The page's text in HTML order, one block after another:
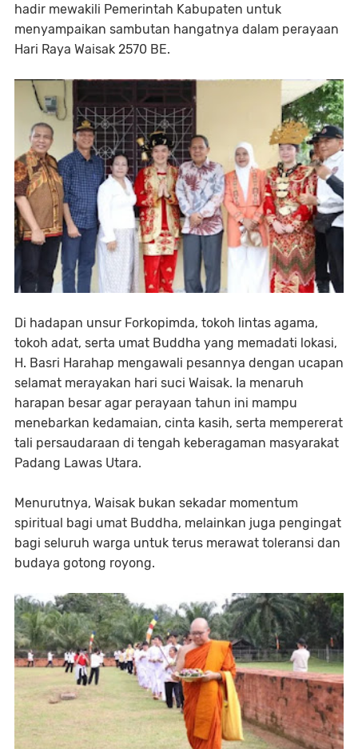
hadir mewakili Pemerintah Kabupaten untuk
menyampaikan sambutan hangatnya dalam perayaan
Hari Raya Waisak 2570 BE.⁣
Di hadapan unsur Forkopimda, tokoh lintas agama,
tokoh adat, serta umat Buddha yang memadati lokasi,
H. Basri Harahap mengawali pesannya dengan ucapan
selamat merayakan hari suci Waisak. Ia menaruh
harapan besar agar perayaan tahun ini mampu
menebarkan kedamaian, cinta kasih, serta mempererat
tali persaudaraan di tengah keberagaman masyarakat
Padang Lawas Utara.⁣
Menurutnya, Waisak bukan sekadar momentum
spiritual bagi umat Buddha, melainkan juga pengingat
bagi seluruh warga untuk terus merawat toleransi dan
budaya gotong royong.⁣